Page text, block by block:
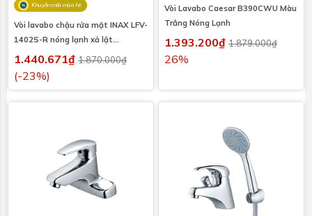
Khuyến mãi mùa hè
Vòi lavabo chậu rửa mặt INAX LFV-
1402S-R nóng lạnh xả lật
(LFV1402SR)
1.440.671₫ 1.870.000₫
(-23%)
Vòi Lavabo Caesar B390CWU Màu
Trắng Nóng Lạnh
1.393.200₫ 1.879.000₫
26%